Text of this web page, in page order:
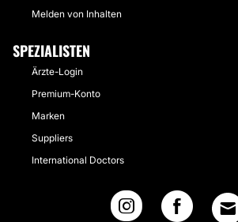
Melden von Inhalten
SPEZIALISTEN
Ärzte-Login
Premium-Konto
Marken
Suppliers
International Doctors